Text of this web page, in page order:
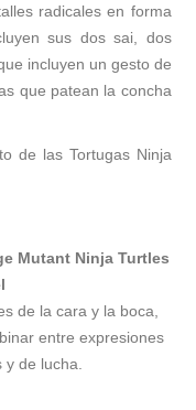
radicales en forma
sus dos sai, dos
incluyen un gesto de
que patean la concha
de las Tortugas Ninja
Mutant Ninja Turtles
de la cara y la boca,
entre expresiones
de lucha.